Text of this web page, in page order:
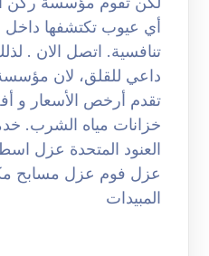
أي عيوب تكتشفها داخل
تنافسية. اتصل الان .
داعي للقلق، لان
تقدم أرخص الأسعار و
خزانات مياه الشرب.
العنود المتحدة عزل
عزل فوم عزل مسابح
المبيدات